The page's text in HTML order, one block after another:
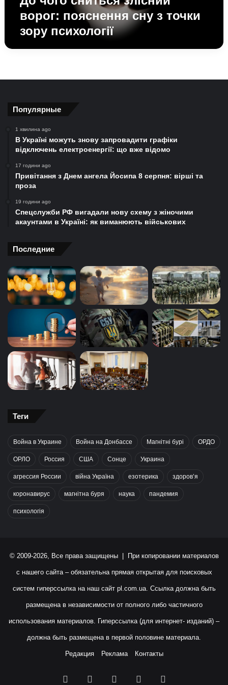
психології
ворог: пояснення сну з точки
зору психології
Популярные
1 хвилина ago
В Україні можуть знову запровадити графіки
відключень електроенергії: що вже відомо
17 години ago
Привітання з Днем ангела Йосипа 8 серпня: вірші та
проза
19 години ago
Спецслужби РФ вигадали нову схему з жіночими
акаунтами в Україні: як виманюють військових
Последние
Теги
Война в Украине Война на Донбассе Магнітні бурі ОРДО
ОРЛО Россия США Сонце Украина
агрессия России війна Україна езотерика здоров’я
коронавирус магнітна буря наука пандемия
психологія
© 2009-2026, Все права защищены | При копировании материалов
с нашего сайта – обязательна прямая открытая для поисковых
систем гиперссылка на наш сайт pl.com.ua. Ссылка должна быть
размещена в независимости от полного либо частичного
использования материалов. Гиперссылка (для интернет- изданий) –
должна быть размещена в первой половине материала.
Редакция Реклама Контакты
Facebook YouTubeInstagram